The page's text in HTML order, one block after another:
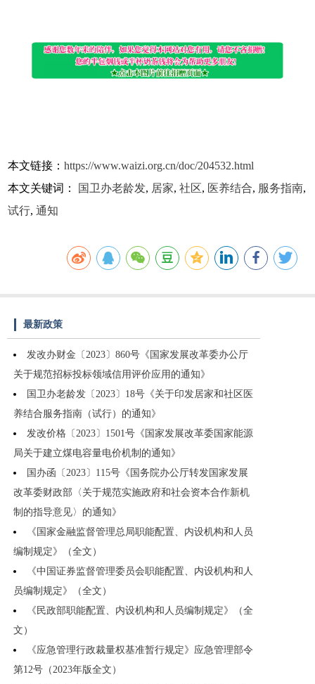
本文链接：https://www.waizi.org.cn/doc/204532.html
本文关键词：
国卫办老龄发, 居家,社区, 医养结合, 服务指南,
试行,通知
最新政策
发改办财金〔2023〕860号《国家发展改革委办公厅
关于规范招标投标领域信用评价应用的通知》
国卫办老龄发〔2023〕18号《关于印发居家和社区医
养结合服务指南（试行）的通知》
发改价格〔2023〕1501号《国家发展改革委国家能源
局关于建立煤电容量电价机制的通知》
国办函〔2023〕115号《国务院办公厅转发国家发展
改革委财政部〈关于规范实施政府和社会资本合作新机
制的指导意见〉的通知》
《国家金融监督管理总局职能配置、内设机构和人员
编制规定》（全文）
《中国证券监督管理委员会职能配置、内设机构和人
员编制规定》（全文）
《民政部职能配置、内设机构和人员编制规定》（全
文）
《应急管理行政裁量权基准暂行规定》应急管理部令
第12号（2023年版全文）